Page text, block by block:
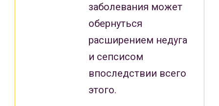
заболевания может
обернуться
расширением недуга
и сепсисом
впоследствии всего
этого.